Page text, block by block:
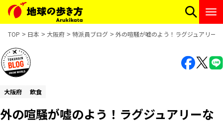
TOP 日本 大阪府 特派員ブログ 外の喧騒が嘘のよう！ラグジュアリー
大阪府 飲食
外の喧騒が嘘のよう！ラグジュアリーな